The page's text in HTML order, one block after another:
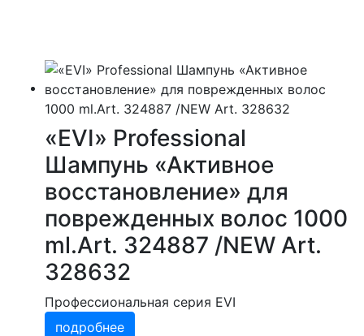
«EVI» Professional
Шампунь «Активное
восстановление» для
поврежденных волос 1000
ml.Art. 324887 /NEW Art.
328632
Профессиональная серия EVI
подробнее